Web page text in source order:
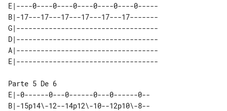
E|----0----0----0----0----0----0-----
B|-17---17---17---17---17---17-------
G|-----------------------------------
D|-----------------------------------
A|-----------------------------------
E|-0------0---0------0---0------0--
B|-15p14\-12--14p12\-10--12p10\-8--